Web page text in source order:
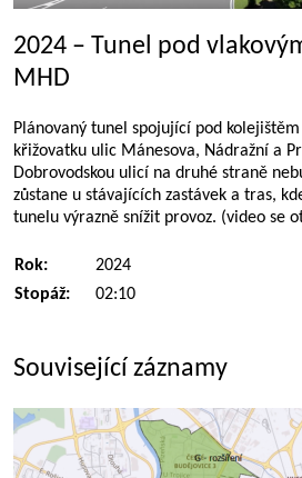
2024 – Tunel pod
MHD
Plánovaný tunel spojující pod
křižovatku ulic Mánesova, Nádražní a
Dobrovodskou ulicí na druhé straně
zůstane u stávajících zastávek a tras,
tunelu výrazně snížit provoz. (video se
Rok:
2024
Stopáž:
02:10
Související záznamy